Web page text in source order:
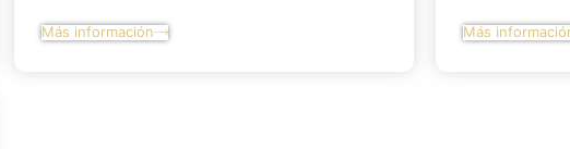
Más información Más